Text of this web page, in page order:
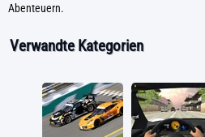
Abenteuern.
Verwandte Kategorien